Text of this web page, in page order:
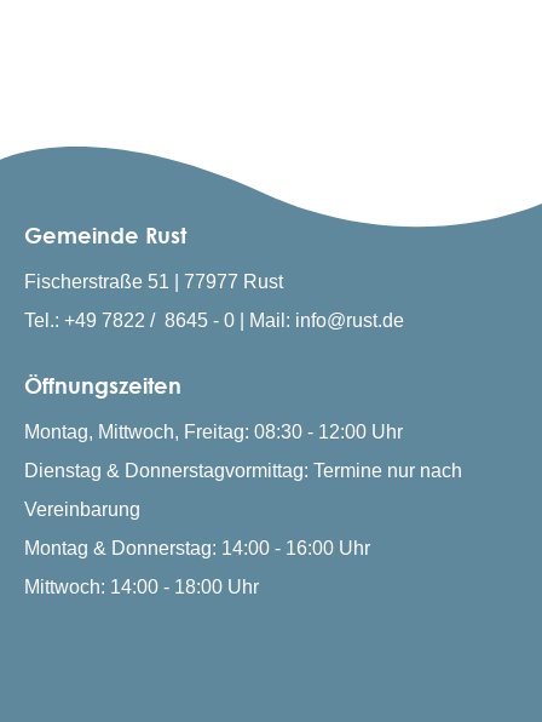
Gemeinde Rust
Fischerstraße 51 | 77977 Rust
Tel.: +49 7822 / 8645 - 0 | Mail: info@rust.de
Öffnungszeiten
Montag, Mittwoch, Freitag: 08:30 - 12:00 Uhr
Dienstag & Donnerstagvormittag: Termine nur nach
Vereinbarung
Montag & Donnerstag: 14:00 - 16:00 Uhr
Mittwoch: 14:00 - 18:00 Uhr